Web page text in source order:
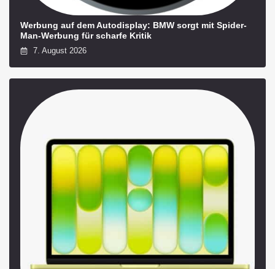
Werbung auf dem Autodisplay: BMW sorgt mit Spider-
Man-Werbung für scharfe Kritik
7. August 2026